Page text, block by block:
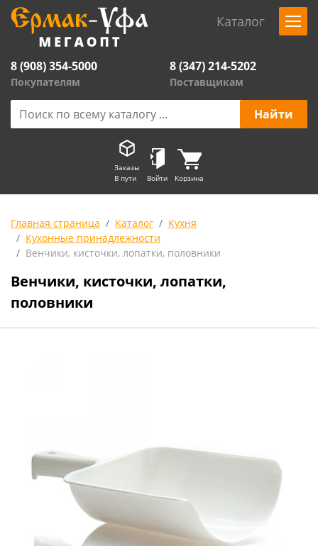
Каталог
8 (908) 354-5000
Покупателям
8 (347) 214-5202
Поставщикам
Заказы
В пути
Войти Корзина
Главная страница Каталог
Кухня
Кухонные принадлежности
Венчики, кисточки, лопатки, половники
Венчики, кисточки, лопатки,
половники